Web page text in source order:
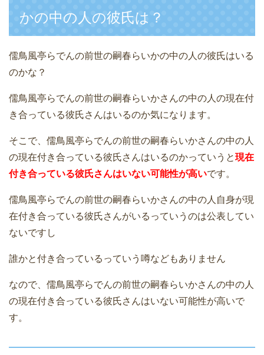
かの中の人の彼氏は？
儒鳥風亭らでんの前世の嗣春らいかの中の人の彼氏はいる
のかな？
儒鳥風亭らでんの前世の嗣春らいかさんの中の人の現在付
き合っている彼氏さんはいるのか気になります。
そこで、儒鳥風亭らでんの前世の嗣春らいかさんの中の人
の現在付き合っている彼氏さんはいるのかっていうと現在
付き合っている彼氏さんはいない可能性が高いです。
儒鳥風亭らでんの前世の嗣春らいかさんの中の人自身が現
在付き合っている彼氏さんがいるっていうのは公表してい
ないですし
誰かと付き合っているっていう噂などもありません
なので、儒鳥風亭らでんの前世の嗣春らいかさんの中の人
の現在付き合っている彼氏さんはいない可能性が高いで
す。